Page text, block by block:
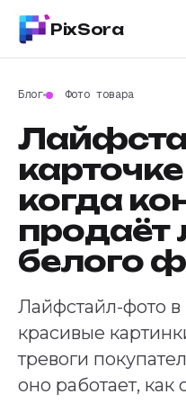
PixSora
Блог Фото товара
когда
продаёт
белого
Лайфстайл-фото
красивые
тревоги
оно работает, как